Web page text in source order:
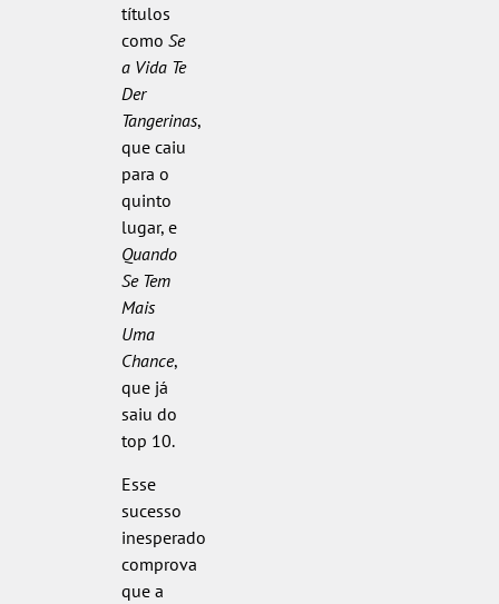
títulos
como Se
a Vida Te
Der
Tangerinas,
que caiu
para o
quinto
lugar, e
Quando
Se Tem
Mais
Uma
Chance,
que já
saiu do
top 10.
Esse
sucesso
inesperado
comprova
que a